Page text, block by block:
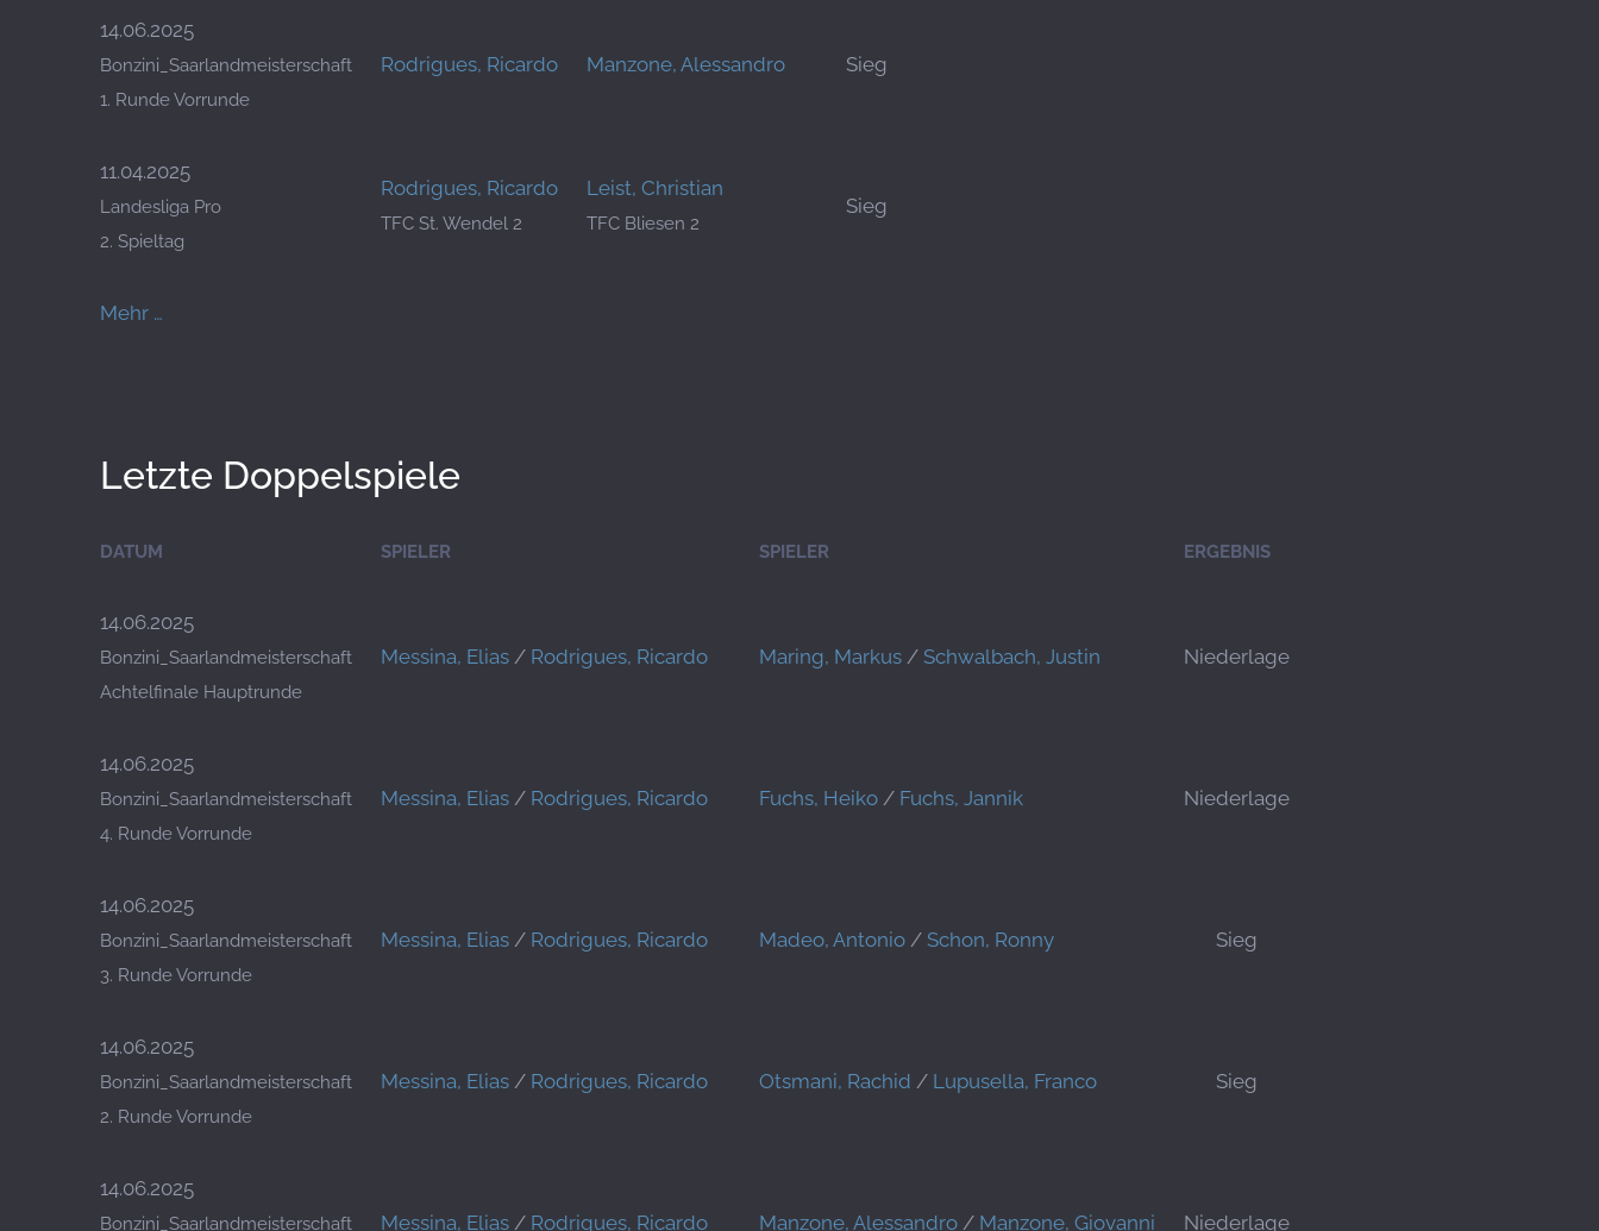
14.06.2025
Bonzini_Saarlandmeisterschaft
1. Runde Vorrunde
Rodrigues, Ricardo Manzone, Alessandro Sieg
11.04.2025
Landesliga Pro
2. Spieltag
Rodrigues, Ricardo
TFC St. Wendel 2
Leist, Christian
TFC Bliesen 2
Sieg
Mehr …
Letzte Doppelspiele
DATUM SPIELER SPIELER ERGEBNIS
14.06.2025
Bonzini_Saarlandmeisterschaft
Achtelfinale Hauptrunde
Messina, Elias / Rodrigues, Ricardo Maring, Markus / Schwalbach, Justin Niederlage
14.06.2025
Bonzini_Saarlandmeisterschaft
4. Runde Vorrunde
Messina, Elias / Rodrigues, Ricardo Fuchs, Heiko / Fuchs, Jannik Niederlage
14.06.2025
Bonzini_Saarlandmeisterschaft
3. Runde Vorrunde
Messina, Elias / Rodrigues, Ricardo Madeo, Antonio / Schon, Ronny Sieg
14.06.2025
Bonzini_Saarlandmeisterschaft
2. Runde Vorrunde
Messina, Elias / Rodrigues, Ricardo Otsmani, Rachid / Lupusella, Franco Sieg
14.06.2025
Bonzini_Saarlandmeisterschaft Messina, Elias / Rodrigues, Ricardo Manzone, Alessandro / Manzone, Giovanni Niederlage